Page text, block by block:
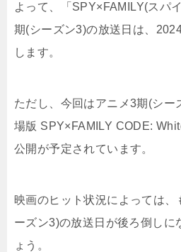
よって、「SPY×FAMILY(スパ
期(シーズン3)の放送日は、
します。
ただし、今回はアニメ3期(シー
場版 SPY×FAMILY CODE:
公開が予定されています。
映画のヒット状況によっては、
ーズン3)の放送日が後ろ倒しに
ょう。